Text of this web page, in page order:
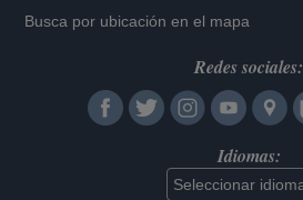
Busca por ubicación en el mapa
Redes sociales:
Idiomas: